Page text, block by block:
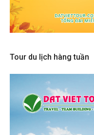
Tour du lịch hàng tuần